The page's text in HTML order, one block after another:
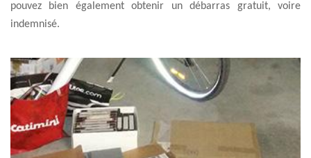
pouvez bien également obtenir un débarras gratuit, voire
indemnisé.